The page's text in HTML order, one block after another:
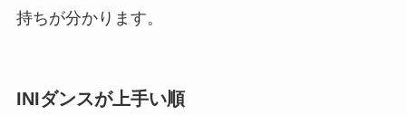
持ちが分かります。
INIダンスが上手い順